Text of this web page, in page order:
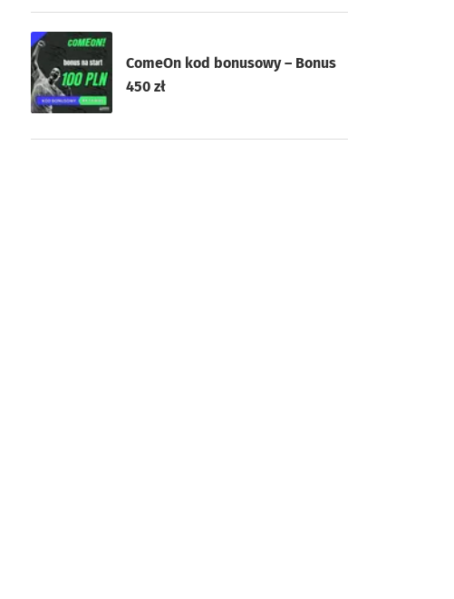
ComeOn kod bonusowy – Bonus
450 zł